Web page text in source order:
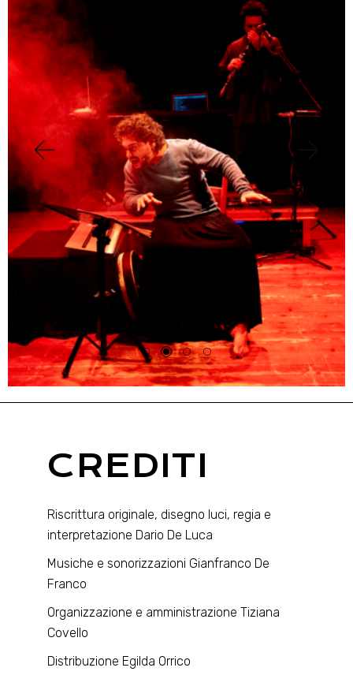
CREDITI
Riscrittura originale, disegno luci, regia e
interpretazione Dario De Luca
Musiche e sonorizzazioni Gianfranco De
Franco
Organizzazione e amministrazione Tiziana
Covello
Distribuzione Egilda Orrico